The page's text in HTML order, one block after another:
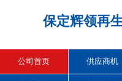
保定辉领再
公司首页 供应商机